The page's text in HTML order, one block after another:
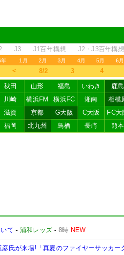
J3 J1百年構想 J2・J3百年構想
年 1月 2月 3月 4月 5月 6月
＜ 8/2 3 4
秋田 山形 福島 いわき 鹿島
川崎 横浜FM 横浜FC 湘南 相模
滋賀 京都 G大阪 C大阪 FC大
福岡 北九州 鳥栖 長崎 熊本
て - 浦和レッズ - 8時 NEW
氏が来場!「真夏のファイヤーサッカー